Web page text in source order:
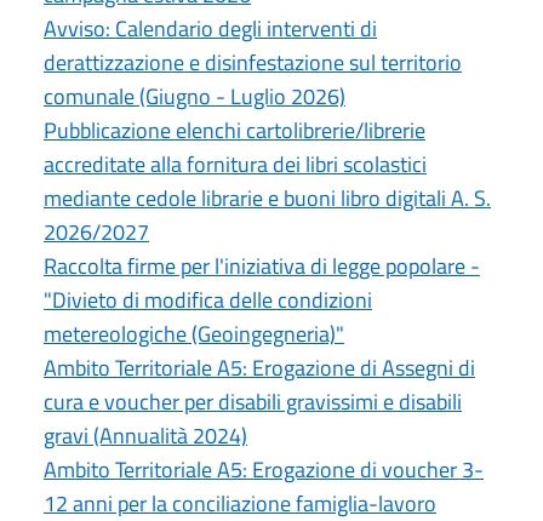
Avviso: Calendario degli interventi di
derattizzazione e disinfestazione sul territorio
comunale (Giugno - Luglio 2026)
Pubblicazione elenchi cartolibrerie/librerie
accreditate alla fornitura dei libri scolastici
mediante cedole librarie e buoni libro digitali A. S.
2026/2027
Raccolta firme per l'iniziativa di legge popolare -
"Divieto di modifica delle condizioni
metereologiche (Geoingegneria)"
Ambito Territoriale A5: Erogazione di Assegni di
cura e voucher per disabili gravissimi e disabili
gravi (Annualità 2024)
Ambito Territoriale A5: Erogazione di voucher 3-
12 anni per la conciliazione famiglia-lavoro